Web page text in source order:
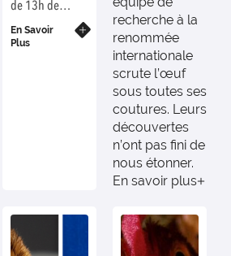
de 13h de
France 2
En Savoir
Plus
recherche à la
renommée
internationale
scrute l’œuf
sous toutes ses
coutures. Leurs
découvertes
n’ont pas fini de
nous étonner.
En savoir plus